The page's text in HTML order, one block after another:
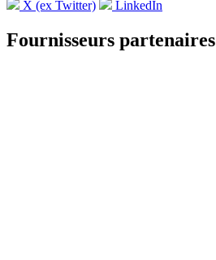
X (ex Twitter)
LinkedIn
Fournisseurs partenaires